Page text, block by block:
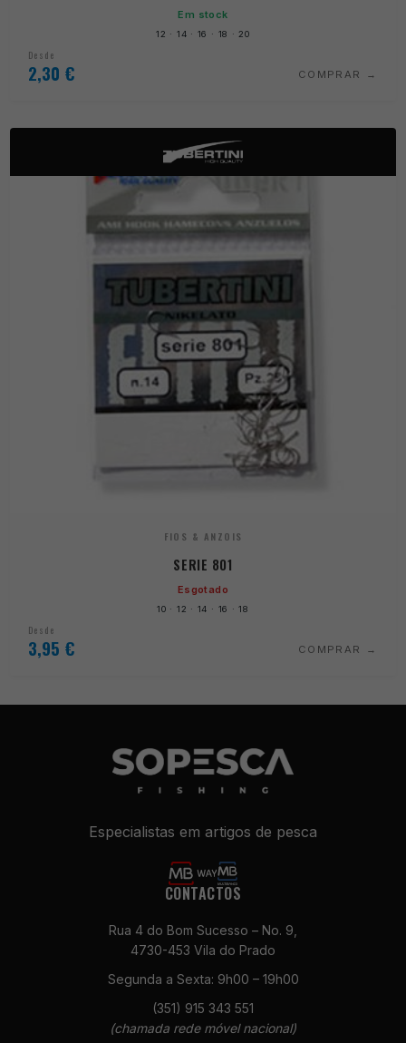
Em stock
12 · 14 · 16 · 18 · 20
Desde
2,30 € COMPRAR
FIOS & ANZOIS
SERIE 801
Esgotado
10 · 12 · 14 · 16 · 18
Desde
3,95 € COMPRAR
Especialistas em artigos de pesca
CONTACTOS
Rua 4 do Bom Sucesso – No. 9,
4730-453 Vila do Prado
Segunda a Sexta: 9h00 – 19h00
(351) 915 343 551
(chamada rede móvel nacional)